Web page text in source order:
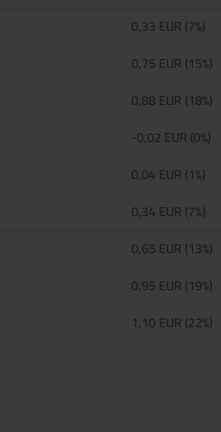
0,33 EUR (7%)
0,75 EUR (15%)
0,88 EUR (18%)
-0,02 EUR (0%)
0,04 EUR (1%)
0,34 EUR (7%)
0,65 EUR (13%)
0,95 EUR (19%)
1,10 EUR (22%)